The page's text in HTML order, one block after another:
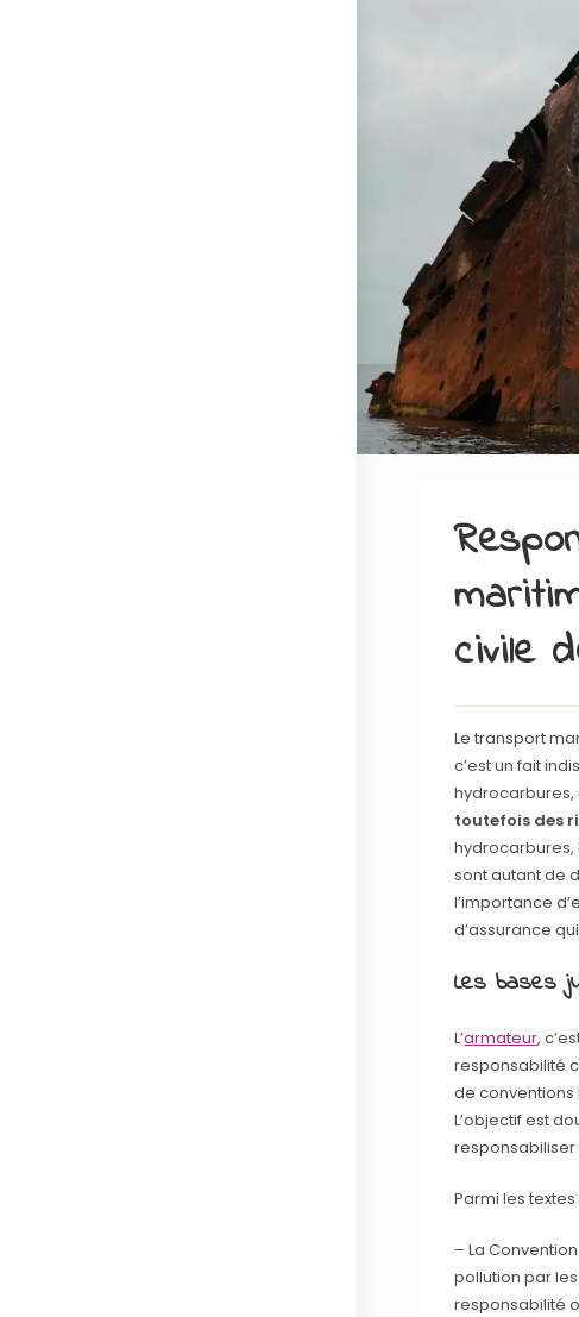
civile
Le transport
c’est un fait
toutefois des
hydrocarbures,
sont autant de
l’importance
d’assurance
Les bases
L’armateur,
responsabilité
de
L’objectif est
Parmi les
– La
pollution par
responsabilité